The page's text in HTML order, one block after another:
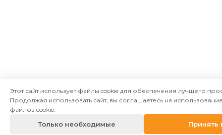
Этот сайт использует файлы cookie для обеспечения лучшего
Продолжая использовать сайт, вы соглашаетесь на
файлов cookie.
Только необходимые Принять